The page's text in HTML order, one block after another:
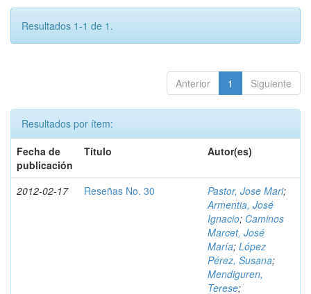
Resultados 1-1 de 1.
Anterior 1 Siguiente
Resultados por ítem:
Fecha de
publicación
Título Autor(es)
2012-02-17 Reseñas No. 30 Pastor, Jose Mari;
Armentia, José
Ignacio; Caminos
Marcet, José
María; López
Pérez, Susana;
Mendiguren,
Terese;